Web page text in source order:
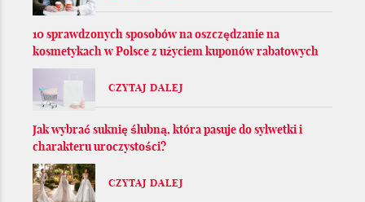
10 sprawdzonych sposobów na oszczędzanie na
kosmetykach w Polsce z użyciem kuponów rabatowych
CZYTAJ DALEJ
Jak wybrać suknię ślubną, która pasuje do sylwetki i
charakteru uroczystości?
CZYTAJ DALEJ